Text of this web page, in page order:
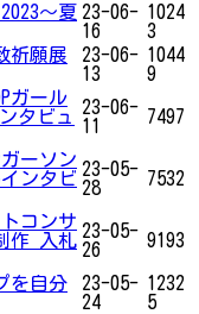
〜夏 23-06-
16
1024
3
祈願展
23-06-
13
1044
9
ガール
タビュ
23-06-
11
7497
ーソン
ンタビ 23-05-
28
7532
コンサ
作 入札 23-05-
26
9193
を自分
23-05-
24
1232
5